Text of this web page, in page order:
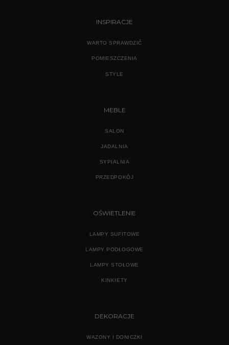
INSPIRACJE
WARTO SPRAWDZIĆ
POMIESZCZENIA
STYLE
MEBLE
SALON
JADALNIA
SYPIALNIA
PRZEDPOKÓJ
OŚWIETLENIE
LAMPY SUFITOWE
LAMPY PODŁOGOWE
LAMPY STOŁOWE
KINKIETY
DEKORACJE
WAZONY I DONICZKI